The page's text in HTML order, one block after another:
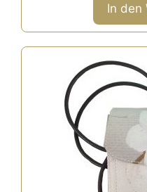
5
In den